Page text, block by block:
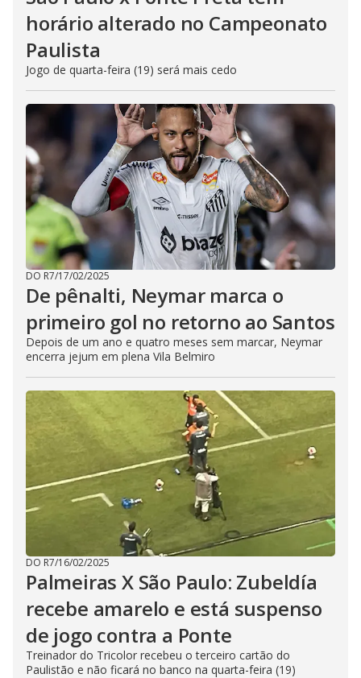
horário alterado no Campeonato
Paulista
Jogo de quarta-feira (19) será mais cedo
DO R7/17/02/2025
De pênalti, Neymar marca o
primeiro gol no retorno ao Santos
Depois de um ano e quatro meses sem marcar, Neymar
encerra jejum em plena Vila Belmiro
DO R7/16/02/2025
Palmeiras X São Paulo: Zubeldía
recebe amarelo e está suspenso
de jogo contra a Ponte
Treinador do Tricolor recebeu o terceiro cartão do
Paulistão e não ficará no banco na quarta-feira (19)